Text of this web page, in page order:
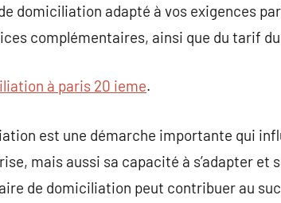
domiciliation adapté à vos exigences
complémentaires, ainsi que du tarif
à paris 20 ieme.
est une démarche importante qui
mais aussi sa capacité à s’adapter et
de domiciliation peut contribuer au